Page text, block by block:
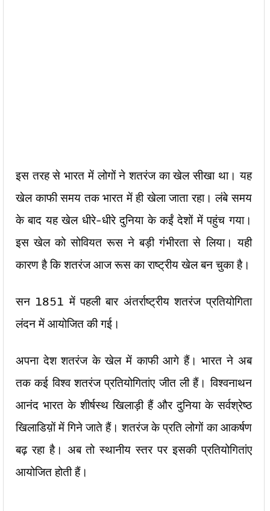
इस तरह से भारत में लोगों ने शतरंज का खेल सीखा था। यह
खेल काफी समय तक भारत में ही खेला जाता रहा। लंबे समय
के बाद यह खेल धीरे-धीरे दुनिया के कईं देशों में पहुंच गया।
इस खेल को सोवियत रूस ने बड़ी गंभीरता से लिया। यही
कारण है कि शतरंज आज रूस का राष्ट्रीय खेल बन चुका है।
सन 1851 में पहली बार अंतर्राष्ट्रीय शतरंज प्रतियोगिता
लंदन में आयोजित की गई।
अपना देश शतरंज के खेल में काफी आगे हैं। भारत ने अब
तक कई विश्व शतरंज प्रतियोगितांए जीत ली हैं। विश्वनाथन
आनंद भारत के शीर्षस्थ खिलाड़ी हैं और दुनिया के सर्वश्रेष्ठ
खिलाडिय़ों में गिने जाते हैं। शतरंज के प्रति लोगों का आकर्षण
बढ़ रहा है। अब तो स्थानीय स्तर पर इसकी प्रतियोगितांए
आयोजित होती हैं।